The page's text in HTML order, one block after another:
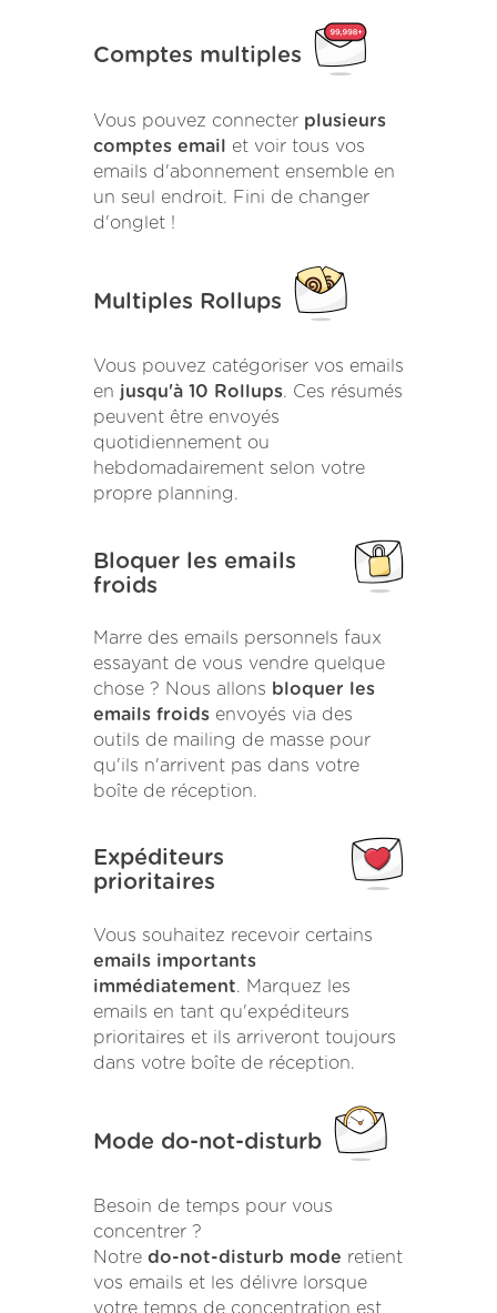
Comptes multiples
Vous pouvez connecter plusieurs
comptes email
et voir tous vos
emails d'abonnement ensemble en
un seul endroit. Fini de changer
d'onglet !
Multiples Rollups
Vous pouvez catégoriser vos emails
en jusqu'à 10 Rollups. Ces résumés
peuvent être envoyés
quotidiennement ou
hebdomadairement selon votre
propre planning.
Bloquer les emails
froids
Marre des emails personnels faux
essayant de vous vendre quelque
chose ? Nous allons bloquer les
emails froids envoyés via des
outils de mailing de masse pour
qu'ils n'arrivent pas dans votre
boîte de réception.
Expéditeurs
prioritaires
Vous souhaitez recevoir certains
emails importants
immédiatement. Marquez les
emails en tant qu'expéditeurs
prioritaires et ils arriveront toujours
dans votre boîte de réception.
Mode do-not-disturb
Besoin de temps pour vous
concentrer ?
Notre do-not-disturb mode retient
vos emails et les délivre lorsque
votre temps de concentration est